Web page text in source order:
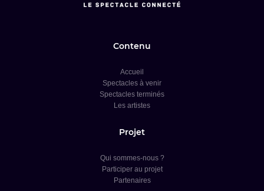
Contenu
Accueil
Spectacles à venir
Spectacles terminés
Les artistes
Projet
Qui sommes-nous ?
Participer au projet
Partenaires